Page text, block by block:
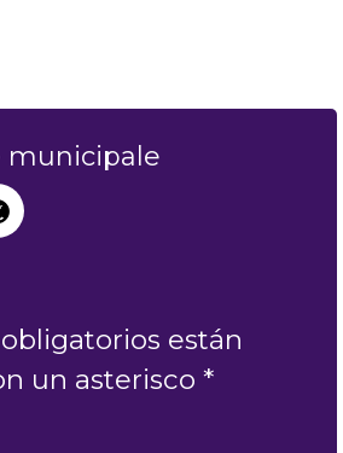
municipale
están
un asterisco *